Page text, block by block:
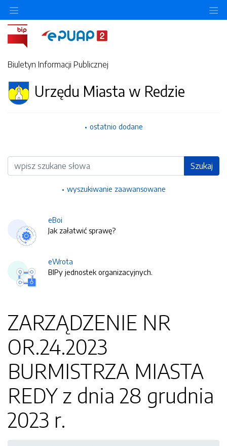
Biuletyn Informacji Publicznej
Urzędu Miasta w Redzie
ostatnio dodane
Wyszukiwarka Szukaj
wyszukiwanie zaawansowane
eBoi
Jak załatwić sprawę?
eWrota
BIPy jednostek organizacyjnych.
ZARZĄDZENIE NR
OR.24.2023
BURMISTRZA MIASTA
REDY z dnia 28 grudnia
2023 r.